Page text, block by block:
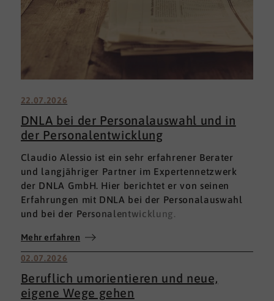
22.07.2026
DNLA bei der Personalauswahl und in
der Personalentwicklung
Claudio Alessio ist ein sehr erfahrener Berater
und langjähriger Partner im Expertennetzwerk
der DNLA GmbH. Hier berichtet er von seinen
Erfahrungen mit DNLA bei der Personalauswahl
und bei der Personalentwicklung.
Mehr erfahren
02.07.2026
Beruflich umorientieren und neue,
eigene Wege gehen